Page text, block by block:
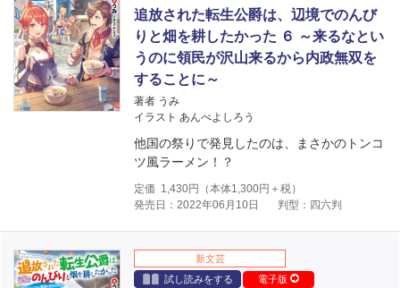
追放された転生公爵は、辺境でのんび
りと畑を耕したかった ６ ～来るなとい
うのに領民が沢山来るから内政無双を
することに～
著者 うみ
イラスト あんべよしろう
他国の祭りで発見したのは、まさかのトンコ
ツ風ラーメン！？
定価 1,430円（本体1,300円＋税）
発売日：2022年06月10日
判型：四六判
新文芸
試し読みをする
電子版